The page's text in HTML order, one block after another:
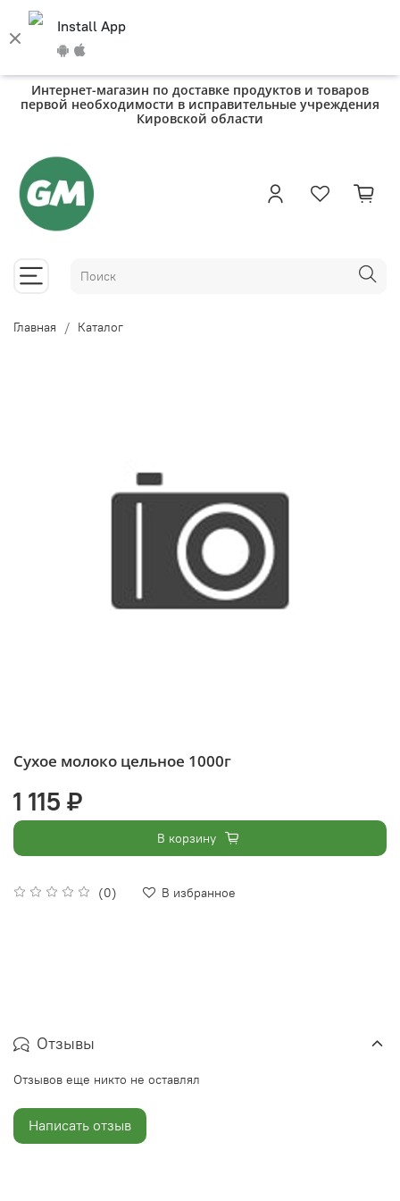
Install App
Интернет-магазин по доставке продуктов и товаров
первой необходимости в исправительные учреждения
Кировской области
Главная Каталог
Сухое молоко цельное 1000г
(0) В избранное
1 115 ₽
В корзину
Отзывы
Отзывов еще никто не оставлял
Написать отзыв